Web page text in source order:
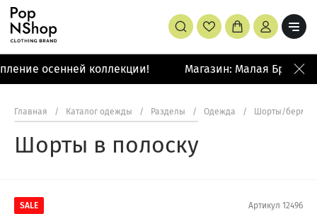
осенней коллекции! Магазин: Малая Бронная
Главная / Каталог одежды / Разделы / Одежда / Шорты/
Шорты в полоску
SALE Артикул 12496